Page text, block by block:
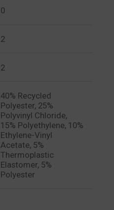
0
2
2
40% Recycled
Polyester, 25%
Polyvinyl Chloride,
15% Polyethylene, 10%
Ethylene-Vinyl
Acetate, 5%
Thermoplastic
Elastomer, 5%
Polyester